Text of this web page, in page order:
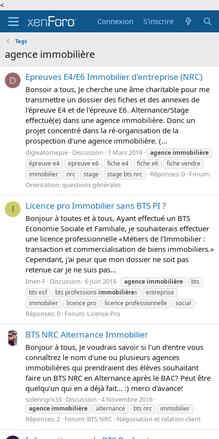
<
Connexion
S'inscrire
Tags
agence immobilière
D Epreuves E4/E6 Immobilier d'entreprise (NRC)
Bonsoir a tous, Je cherche une âme charitable pour me
transmettre un dossier des fiches et des annexes de
l'épreuve E4 et de l'épreuve E6. Alternance/Stage
effectué(e) dans une agence immobilière. Donc un
projet concentré dans la ré-organisation de la
prospection d'une agence immobilière. (...
digixatomique Discussion 7 Mars 2019 agence immobilière
épreuve e4
epreuve e6 fiche e4 fiche e6
fiche vendre
immobilier
nrc stage stage bts nrc Réponses: 0 Forum:
Orientation: questions générales
I Licence pro Immobilier sans BTS PI ?
Bonjour à toutes et à tous, Ayant effectué un BTS
Economie Sociale et Familiale, je souhaiterais effectuer
une licence professionnelle «Métiers de l’Immobilier :
transaction et commercialisation de biens immobiliers.»
Cependant, j'ai peur que mon dossier ne soit pas
retenue car je ne suis pas...
Imen F Discussion 6 Juin 2018 agence immobilière
bts
bts esf
bts professions immobilières
entreprise
immobilier
licence pro licence professionnelle social
Réponses: 0 Forum: Licence Pro
BTS NRC Alternance Immobilier
Bonjour à tous, Je voudrais savoir si l'un d'entre vous
connaîtrez le nom d'une ou plusieurs agences
immobilières qui prendraient des élèves souhaitant
faire un BTS NRC en Alternance après le BAC? Peut être
quelqu'un qui en a déjà fait... :) merci d'avance!
solenngrx33 Discussion 4 Novembre 2016
agence immobilière alternance bts nrc immobilier
Réponses: 2 Forum: BTS NRC - Négociation et relation client